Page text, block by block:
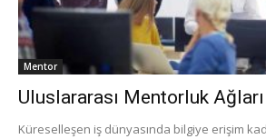
Mentor
Uluslararası Mentorluk Ağları
Küreselleşen iş dünyasında bilgiye erişim